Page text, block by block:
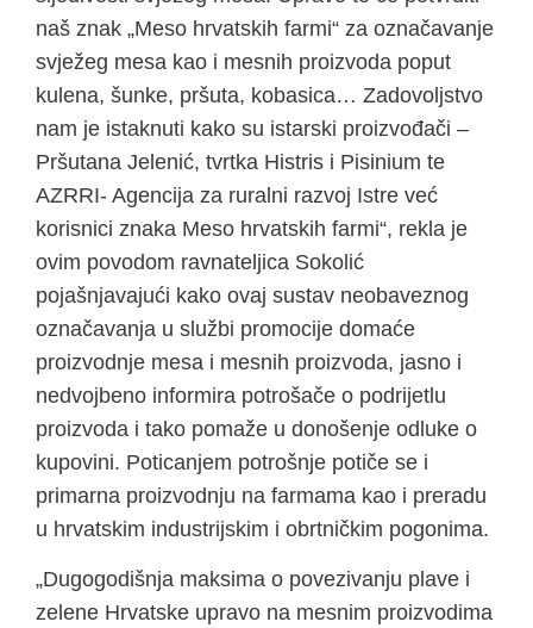
naš znak „Meso hrvatskih farmi“ za označavanje
svježeg mesa kao i mesnih proizvoda poput
kulena, šunke, pršuta, kobasica… Zadovoljstvo
nam je istaknuti kako su istarski proizvođači –
Pršutana Jelenić, tvrtka Histris i Pisinium te
AZRRI- Agencija za ruralni razvoj Istre već
korisnici znaka Meso hrvatskih farmi“, rekla je
ovim povodom ravnateljica Sokolić
pojašnjavajući kako ovaj sustav neobaveznog
označavanja u službi promocije domaće
proizvodnje mesa i mesnih proizvoda, jasno i
nedvojbeno informira potrošače o podrijetlu
proizvoda i tako pomaže u donošenje odluke o
kupovini. Poticanjem potrošnje potiče se i
primarna proizvodnju na farmama kao i preradu
u hrvatskim industrijskim i obrtničkim pogonima.
„Dugogodišnja maksima o povezivanju plave i
zelene Hrvatske upravo na mesnim proizvodima